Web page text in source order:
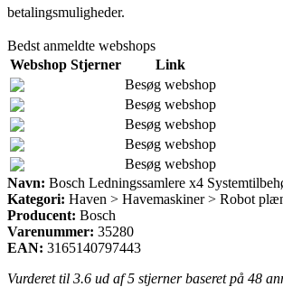
betalingsmuligheder.
Bedst anmeldte webshops
Webshop Stjerner
Link
Besøg webshop
Besøg webshop
Besøg webshop
Besøg webshop
Besøg webshop
Navn: Bosch Ledningssamlere x4
Kategori: Haven > Havemaskiner > Robot
Producent: Bosch
Varenummer: 35280
EAN: 3165140797443
Vurderet til 3.6 ud af 5 stjerner baseret på 48